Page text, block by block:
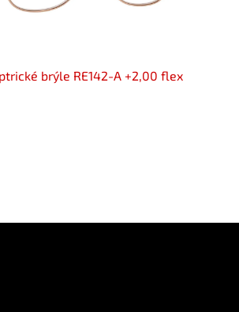
brýle RE142-A +2,00 flex